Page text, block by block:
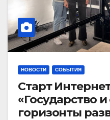
НОВОСТИ СОБЫТИЯ
Старт
«Государство
горизонты